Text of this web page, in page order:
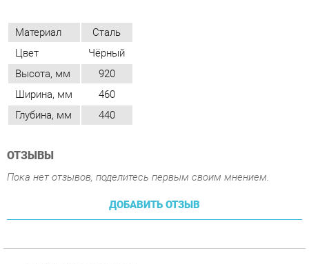
Глубина, мм
440
ОТЗЫВЫ
Пока нет отзывов, поделитесь первым своим мнением.
ДОБАВИТЬ ОТЗЫВ
ПОХОЖИЕ ТОВАРЫ